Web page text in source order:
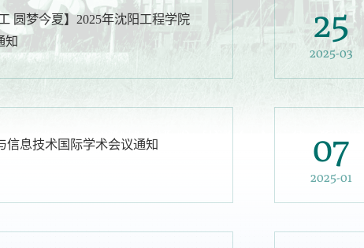
圆梦今夏】2025年沈阳工程学院
知
25
2025-03
信息技术国际学术会议通知 07
2025-01